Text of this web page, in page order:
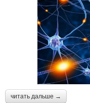
читать дальше →